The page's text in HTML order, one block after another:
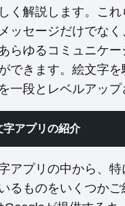
く解説します。これ
ッセージだけでな
らゆるコミュニケ
できます。絵文字
一段とレベルアップ
字アプリの紹介
アプリの中から、
るものをいくつかご